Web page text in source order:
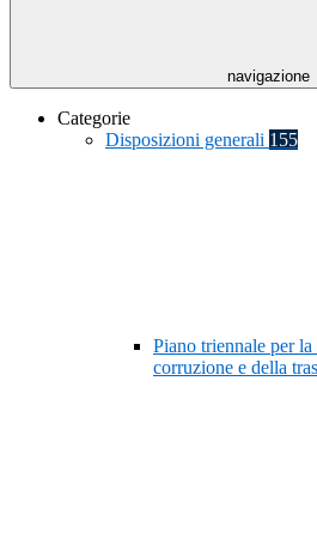
navigazione
Categorie
Disposizioni generali 155
Piano triennale per
corruzione e della